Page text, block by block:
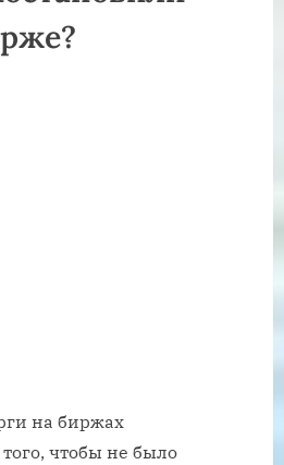
на биржах
чтобы не было